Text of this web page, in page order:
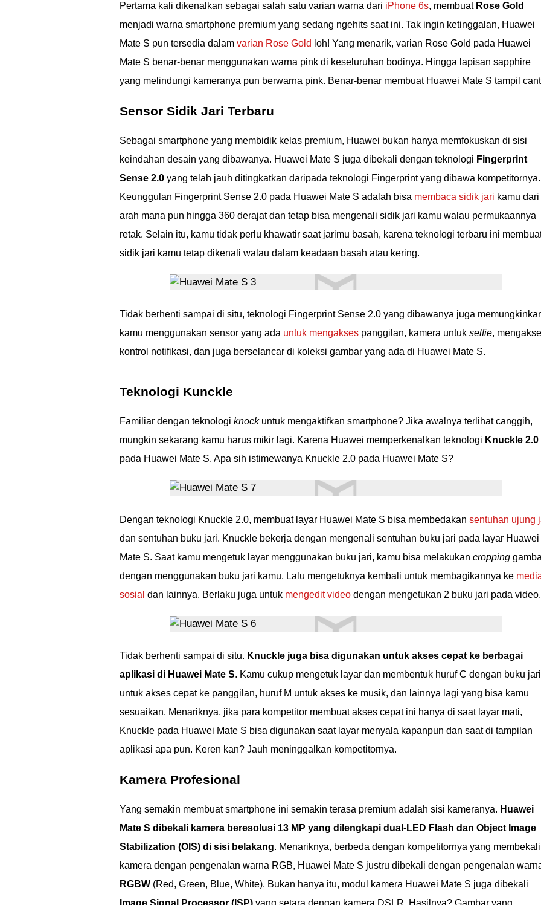
Pertama kali dikenalkan sebagai salah satu varian warna dari iPhone 6s, membuat Rose Gold
menjadi warna smartphone premium yang sedang ngehits saat ini. Tak ingin ketinggalan, Huawei
Mate S pun tersedia dalam varian Rose Gold loh! Yang menarik, varian Rose Gold pada Huawei
Mate S benar-benar menggunakan warna pink di keseluruhan bodinya. Hingga lapisan sapphire
yang melindungi kameranya pun berwarna pink. Benar-benar membuat Huawei Mate S tampil
Sensor Sidik Jari Terbaru
Sebagai smartphone yang membidik kelas premium, Huawei bukan hanya memfokuskan di sisi
keindahan desain yang dibawanya. Huawei Mate S juga dibekali dengan teknologi Fingerprint
Sense 2.0 yang telah jauh ditingkatkan daripada teknologi Fingerprint yang dibawa kompetitornya.
Keunggulan Fingerprint Sense 2.0 pada Huawei Mate S adalah bisa membaca sidik jari kamu dari
arah mana pun hingga 360 derajat dan tetap bisa mengenali sidik jari kamu walau permukaannya
retak. Selain itu, kamu tidak perlu khawatir saat jarimu basah, karena teknologi terbaru ini
sidik jari kamu tetap dikenali walau dalam keadaan basah atau kering.
Tidak berhenti sampai di situ, teknologi Fingerprint Sense 2.0 yang dibawanya juga
kamu menggunakan sensor yang ada untuk mengakses panggilan, kamera untuk selfie,
kontrol notifikasi, dan juga berselancar di koleksi gambar yang ada di Huawei Mate S.
Teknologi Kunckle
Familiar dengan teknologi knockuntuk mengaktifkan smartphone? Jika awalnya terlihat canggih,
mungkin sekarang kamu harus mikir lagi. Karena Huawei memperkenalkan teknologi Knuckle 2.0
pada Huawei Mate S. Apa sih istimewanya Knuckle 2.0 pada Huawei Mate S?
Dengan teknologi Knuckle 2.0, membuat layar Huawei Mate S bisa membedakan sentuhan ujung
dan sentuhan buku jari. Knuckle bekerja dengan mengenali sentuhan buku jari pada layar Huawei
Mate S. Saat kamu mengetuk layar menggunakan buku jari, kamu bisa melakukan cropping
dengan menggunakan buku jari kamu. Lalu mengetuknya kembali untuk membagikannya ke
sosial dan lainnya. Berlaku juga untuk mengedit video dengan mengetukan 2 buku jari pada video.
Tidak berhenti sampai di situ. Knuckle juga bisa digunakan untuk akses cepat ke berbagai
aplikasi di Huawei Mate S. Kamu cukup mengetuk layar dan membentuk huruf C dengan buku jari
untuk akses cepat ke panggilan, huruf M untuk akses ke musik, dan lainnya lagi yang bisa kamu
sesuaikan. Menariknya, jika para kompetitor membuat akses cepat ini hanya di saat layar mati,
Knuckle pada Huawei Mate S bisa digunakan saat layar menyala kapanpun dan saat di tampilan
aplikasi apa pun. Keren kan? Jauh meninggalkan kompetitornya.
Kamera Profesional
Yang semakin membuat smartphone ini semakin terasa premium adalah sisi kameranya. Huawei
Mate S dibekali kamera beresolusi 13 MP yang dilengkapi dual-LED Flash dan Object Image
Stabilization (OIS) di sisi belakang. Menariknya, berbeda dengan kompetitornya yang membekali
kamera dengan pengenalan warna RGB, Huawei Mate S justru dibekali dengan pengenalan
RGBW (Red, Green, Blue, White). Bukan hanya itu, modul kamera Huawei Mate S juga dibekali
Image Signal Processor (ISP) yang setara dengan kamera DSLR. Hasilnya? Gambar yang